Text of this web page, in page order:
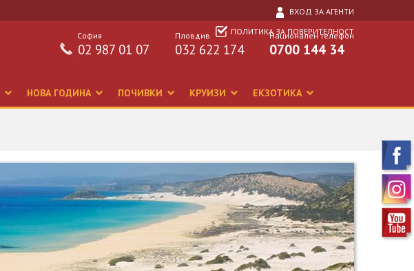
ВХОД ЗА АГЕНТИ
ПОЛИТИКА ЗА ПОВЕРИТЕЛНОСТ
Национален телефон
0700 144 34
Пловдив
032 622 174
София
02 987 01 07
НОВА ГОДИНА ПОЧИВКИ КРУИЗИ ЕКЗОТИКА